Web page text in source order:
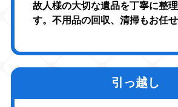
故人様の大切な遺品を丁寧に整
す。不用品の回収、清掃もお任せ
引っ越し